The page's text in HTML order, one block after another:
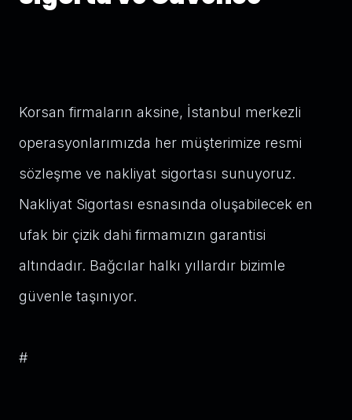
Korsan firmaların aksine, İstanbul merkezli
operasyonlarımızda her müşterimize resmi
sözleşme ve nakliyat sigortası sunuyoruz.
Nakliyat Sigortası esnasında oluşabilecek en
ufak bir çizik dahi firmamızın garantisi
altındadır. Bağcılar halkı yıllardır bizimle
güvenle taşınıyor.
#